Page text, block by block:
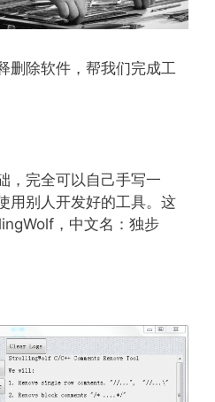
删除软件，帮我们完成工
，完全可以自己手写一
用别人开发好的工具。这
，中文名：独步